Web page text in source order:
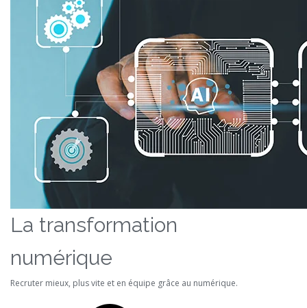
La transformation
numérique
Recruter mieux, plus vite et en équipe grâce au numérique.